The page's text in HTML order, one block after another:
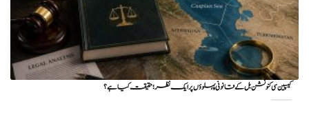
کیسپین سی کنونشن بل کے قانونی پہلوؤں پر ایک نظر؛ حقیقت کیا ہے؟